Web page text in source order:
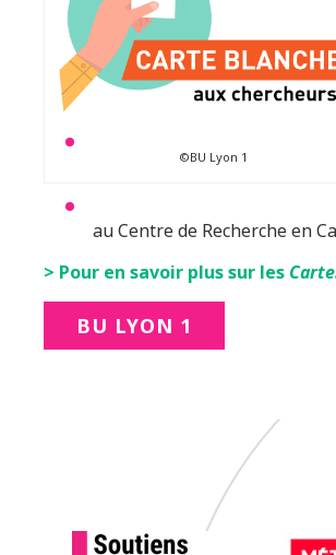
©BU Lyon 1
au Centre de Recherche en
> Pour en savoir plus sur les
BU LYON 1